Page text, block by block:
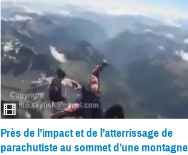
Près de l’impact et de l’atterrissage de
parachutiste au sommet d’une montagne